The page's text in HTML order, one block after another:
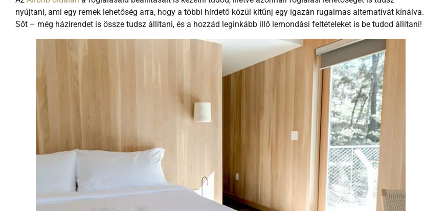
nyújtani, ami egy remek lehetőség arra, hogy a többi hirdető közül kitűnj egy igazán rugalmas alternatívát kínálva.
Sőt – még házirendet is össze tudsz állítani, és a hozzád leginkább illő lemondási feltételeket is be tudod állítani!